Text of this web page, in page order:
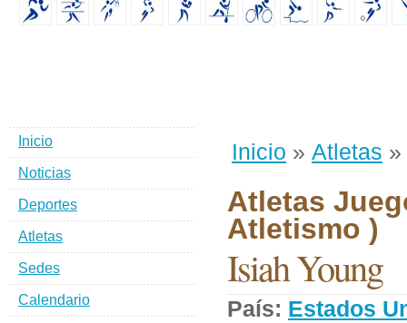
Inicio » Atletas »
Atletas
Atletismo )
Isiah Young
País: Estados
Inicio
Noticias
Deportes
Atletas
Sedes
Calendario